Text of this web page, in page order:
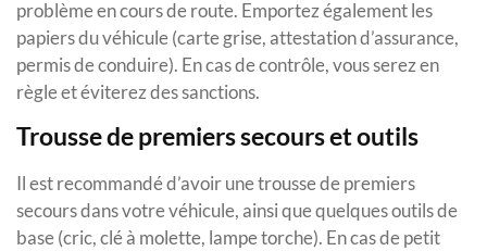
problème en cours de route. Emportez également les
papiers du véhicule (carte grise, attestation d’assurance,
permis de conduire). En cas de contrôle, vous serez en
règle et éviterez des sanctions.
Trousse de premiers secours et outils
Il est recommandé d’avoir une trousse de premiers
secours dans votre véhicule, ainsi que quelques outils de
base (cric, clé à molette, lampe torche). En cas de petit